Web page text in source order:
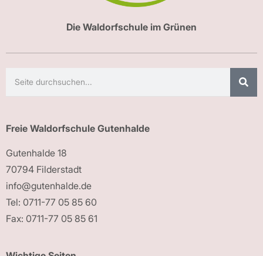
Die Waldorfschule im Grünen
Freie Waldorfschule Gutenhalde
Gutenhalde 18
70794 Filderstadt
info@gutenhalde.de
Tel: 0711-77 05 85 60
Fax: 0711-77 05 85 61